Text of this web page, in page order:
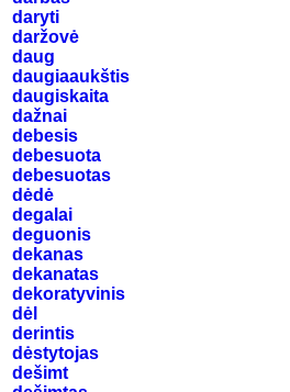
daryti
daržovė
daug
daugiaaukštis
daugiskaita
dažnai
debesis
debesuota
debesuotas
dėdė
degalai
deguonis
dekanas
dekanatas
dekoratyvinis
dėl
derintis
dėstytojas
dešimt